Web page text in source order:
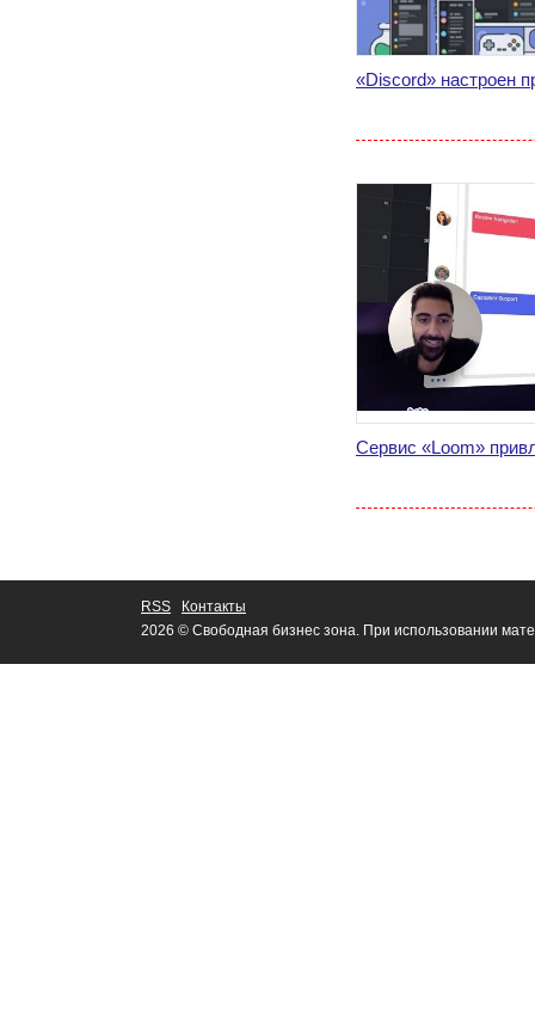
«Discord» настроен
Сервис «Loom»
RSS
Контакты
2026 © Свободная бизнес зона. При использовании